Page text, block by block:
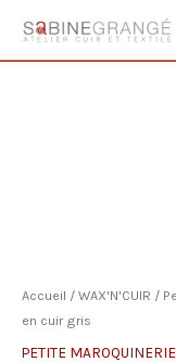
contenu
Accueil / WAX'N'CUIR /
en cuir gris
PETITE MAROQUINERIE